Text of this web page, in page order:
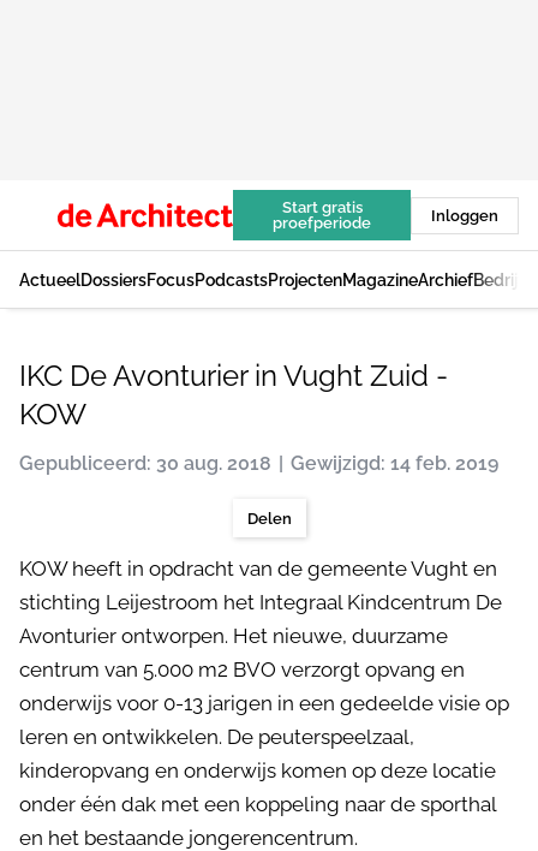
Start gratis
proefperiode
Inloggen
ActueelDossiersFocusPodcastsProjectenMagazineArchief
IKC De Avonturier in Vught Zuid -
KOW
Gepubliceerd: 30 aug. 2018 Gewijzigd: 14 feb. 2019
Delen
KOW heeft in opdracht van de gemeente Vught en
stichting Leijestroom het Integraal Kindcentrum De
Avonturier ontworpen. Het nieuwe, duurzame
centrum van 5.000 m2 BVO verzorgt opvang en
onderwijs voor 0-13 jarigen in een gedeelde visie op
leren en ontwikkelen. De peuterspeelzaal,
kinderopvang en onderwijs komen op deze locatie
onder één dak met een koppeling naar de sporthal
en het bestaande jongerencentrum.